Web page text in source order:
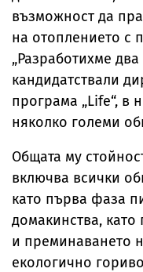
възможност да
на отоплението с
„Разработихме
кандидатствали
програма „Life“, в
няколко големи
Общата му
включва всички
като първа фаза
домакинства,
и преминаването
екологично